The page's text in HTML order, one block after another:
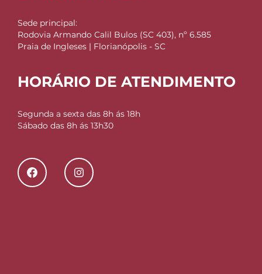
Sede principal:
Rodovia Armando Calil Bulos (SC 403), nº 6.585
Praia de Ingleses | Florianópolis - SC
HORÁRIO DE ATENDIMENTO
Segunda a sexta das 8h ás 18h
Sábado das 8h ás 13h30